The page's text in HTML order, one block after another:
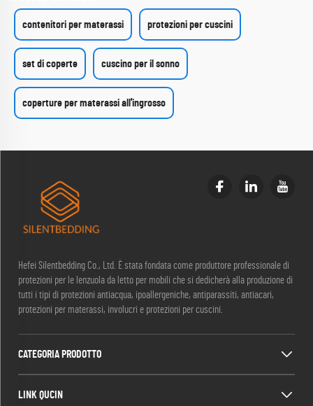
contenitori per materassi protezioni per cuscini
set di coperte cuscino per il sonno
coperture per materassi all'ingrosso
Hefei Silentbedding Co., Ltd. È stata fondata come produttore professionale di
protezioni per le lenzuola da letto per mobili che si dedicherà alla produzione di
tutti i tipi di protezioni antiacqua, ipoallergeniche, antiparassiti, antiacari,
protezioni per materassi, involucri e protezioni per cuscini.
CATEGORIA PRODOTTO
LINK QUCIN